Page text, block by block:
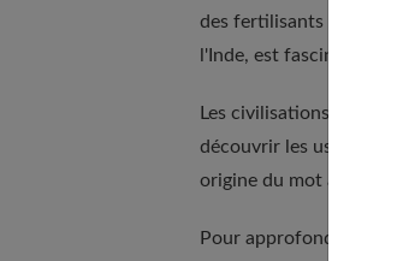
des fertilisants
l'Inde, est fascinante.
Les civilisations de
découvrir les usages.
origine du mot arabe «
Pour approfondir ce